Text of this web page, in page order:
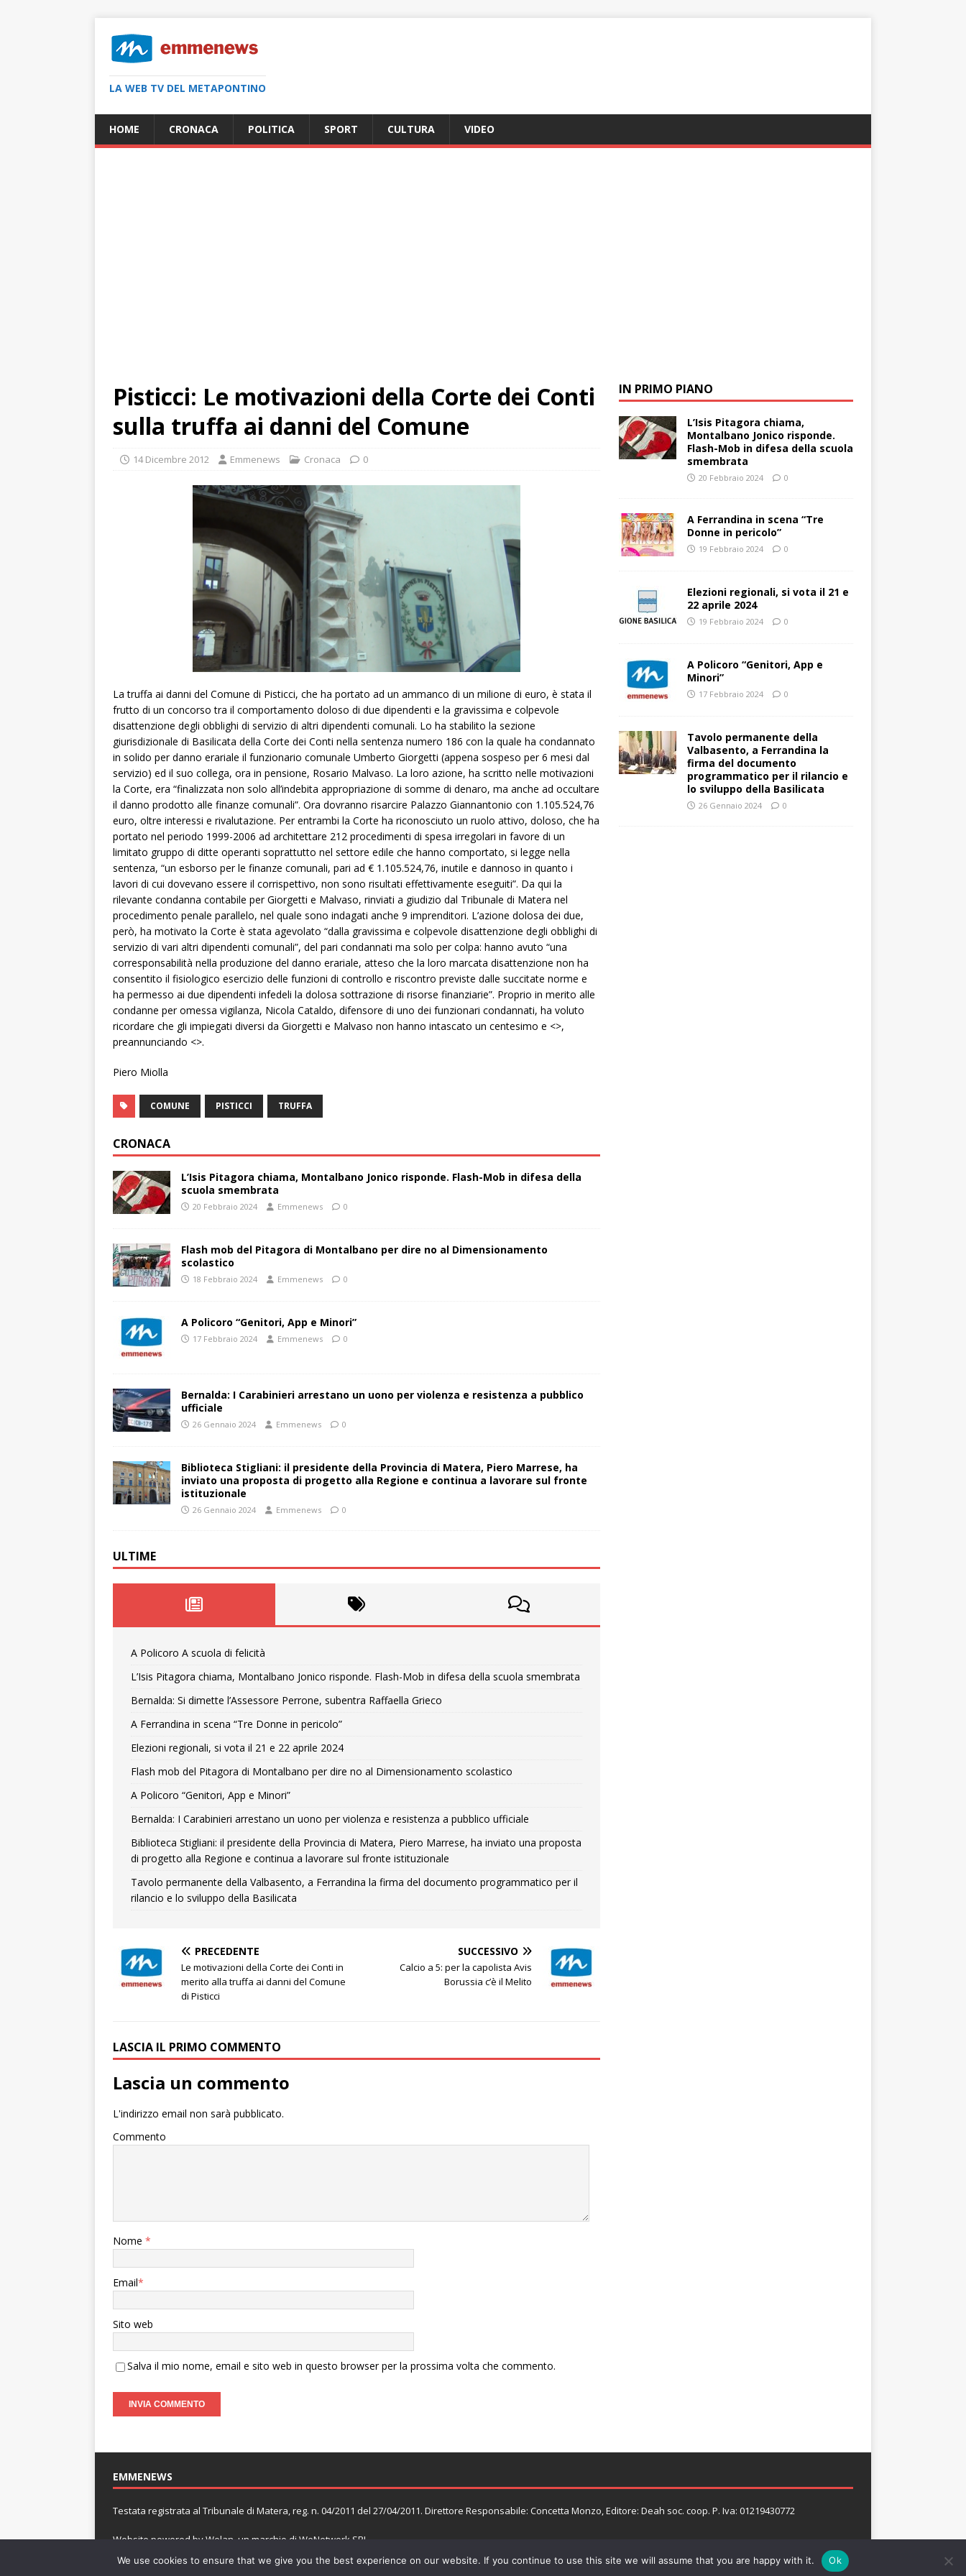
LA WEB TV DEL METAPONTINO
HOME CRONACA POLITICA SPORT CULTURA VIDEO
Pisticci: Le motivazioni della Corte dei Conti
sulla truffa ai danni del Comune
14 Dicembre 2012 Emmenews Cronaca 0
La truffa ai danni del Comune di Pisticci, che ha portato ad un ammanco di un milione di euro, è stata il
frutto di un concorso tra il comportamento doloso di due dipendenti e la gravissima e colpevole
disattenzione degli obblighi di servizio di altri dipendenti comunali. Lo ha stabilito la sezione
giurisdizionale di Basilicata della Corte dei Conti nella sentenza numero 186 con la quale ha condannato
in solido per danno erariale il funzionario comunale Umberto Giorgetti (appena sospeso per 6 mesi dal
servizio) ed il suo collega, ora in pensione, Rosario Malvaso. La loro azione, ha scritto nelle motivazioni
la Corte, era “finalizzata non solo all’indebita appropriazione di somme di denaro, ma anche ad occultare
il danno prodotto alle finanze comunali”. Ora dovranno risarcire Palazzo Giannantonio con 1.105.524,76
euro, oltre interessi e rivalutazione. Per entrambi la Corte ha riconosciuto un ruolo attivo, doloso, che ha
portato nel periodo 1999-2006 ad architettare 212 procedimenti di spesa irregolari in favore di un
limitato gruppo di ditte operanti soprattutto nel settore edile che hanno comportato, si legge nella
sentenza, “un esborso per le finanze comunali, pari ad € 1.105.524,76, inutile e dannoso in quanto i
lavori di cui dovevano essere il corrispettivo, non sono risultati effettivamente eseguiti”. Da qui la
rilevante condanna contabile per Giorgetti e Malvaso, rinviati a giudizio dal Tribunale di Matera nel
procedimento penale parallelo, nel quale sono indagati anche 9 imprenditori. L’azione dolosa dei due,
però, ha motivato la Corte è stata agevolato “dalla gravissima e colpevole disattenzione degli obblighi di
servizio di vari altri dipendenti comunali”, del pari condannati ma solo per colpa: hanno avuto “una
corresponsabilità nella produzione del danno erariale, atteso che la loro marcata disattenzione non ha
consentito il fisiologico esercizio delle funzioni di controllo e riscontro previste dalle succitate norme e
ha permesso ai due dipendenti infedeli la dolosa sottrazione di risorse finanziarie”. Proprio in merito alle
condanne per omessa vigilanza, Nicola Cataldo, difensore di uno dei funzionari condannati, ha voluto
ricordare che gli impiegati diversi da Giorgetti e Malvaso non hanno intascato un centesimo e <>,
preannunciando <>.
Piero Miolla
COMUNE PISTICCI TRUFFA
CRONACA
L’Isis Pitagora chiama, Montalbano Jonico risponde. Flash-Mob in difesa della
scuola smembrata
20 Febbraio 2024 Emmenews 0
Flash mob del Pitagora di Montalbano per dire no al Dimensionamento
scolastico
18 Febbraio 2024 Emmenews 0
A Policoro “Genitori, App e Minori”
17 Febbraio 2024 Emmenews 0
Bernalda: I Carabinieri arrestano un uono per violenza e resistenza a pubblico
ufficiale
26 Gennaio 2024 Emmenews 0
Biblioteca Stigliani: il presidente della Provincia di Matera, Piero Marrese, ha
inviato una proposta di progetto alla Regione e continua a lavorare sul fronte
istituzionale
26 Gennaio 2024 Emmenews 0
ULTIME
A Policoro A scuola di felicità
L’Isis Pitagora chiama, Montalbano Jonico risponde. Flash-Mob in difesa della scuola smembrata
Bernalda: Si dimette l’Assessore Perrone, subentra Raffaella Grieco
A Ferrandina in scena “Tre Donne in pericolo”
Elezioni regionali, si vota il 21 e 22 aprile 2024
Flash mob del Pitagora di Montalbano per dire no al Dimensionamento scolastico
A Policoro “Genitori, App e Minori”
Bernalda: I Carabinieri arrestano un uono per violenza e resistenza a pubblico ufficiale
Biblioteca Stigliani: il presidente della Provincia di Matera, Piero Marrese, ha inviato una proposta
di progetto alla Regione e continua a lavorare sul fronte istituzionale
Tavolo permanente della Valbasento, a Ferrandina la firma del documento programmatico per il
rilancio e lo sviluppo della Basilicata
PRECEDENTE
Le motivazioni della Corte dei Conti in
merito alla truffa ai danni del Comune
di Pisticci
SUCCESSIVO
Calcio a 5: per la capolista Avis
Borussia c’è il Melito
LASCIA IL PRIMO COMMENTO
Lascia un commento
L'indirizzo email non sarà pubblicato.
Commento
Nome *
Email*
Sito web
Salva il mio nome, email e sito web in questo browser per la prossima volta che commento.
IN PRIMO PIANO
L’Isis Pitagora chiama,
Montalbano Jonico risponde.
Flash-Mob in difesa della scuola
smembrata
20 Febbraio 2024 0
A Ferrandina in scena “Tre
Donne in pericolo”
19 Febbraio 2024 0
Elezioni regionali, si vota il 21 e
22 aprile 2024
19 Febbraio 2024 0
A Policoro “Genitori, App e
Minori”
17 Febbraio 2024 0
Tavolo permanente della
Valbasento, a Ferrandina la
firma del documento
programmatico per il rilancio e
lo sviluppo della Basilicata
26 Gennaio 2024 0
EMMENEWS
Testata registrata al Tribunale di Matera, reg. n. 04/2011 del 27/04/2011. Direttore Responsabile: Concetta Monzo, Editore: Deah soc. coop. P. Iva: 01219430772
Website powered byWelan , un marchio di WeNetwork SRL
We use cookies to ensure that we give you the best experience on our website. If you continue to use this site we will assume that you are happy with it. Ok